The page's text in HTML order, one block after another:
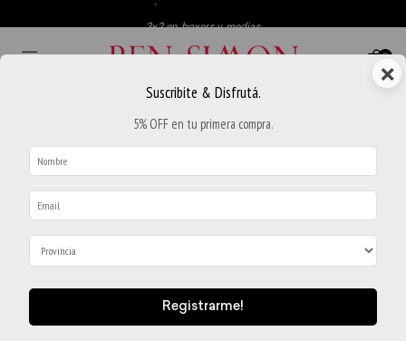
Envio gratis a partir de $250.000
0
×
Suscribite & Disfrutá.
5% OFF en tu primera compra.
Registrarme!